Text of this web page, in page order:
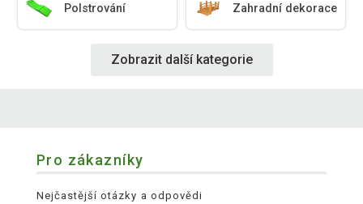
Polstrování Zahradní dekorace
Zobrazit další kategorie
Pro zákazníky
Nejčastější otázky a odpovědi